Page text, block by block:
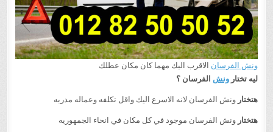
ونش الفرسان الاقرب اليك مهما كان مكان عطلك
ليه تختارونش الفرسان ؟
هتختارونش الفرسان لانه الاسرع اليك واقل تكلفه وعماله مدربه
هتختارونش الفرسان موجود في كل مكان في انحاء الجمهوريه